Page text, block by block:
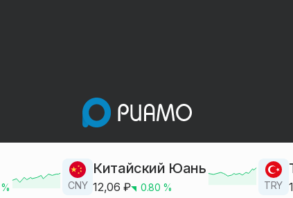
% CNY
Китайский Юань
12,06 ₽ 0.80 % TRY